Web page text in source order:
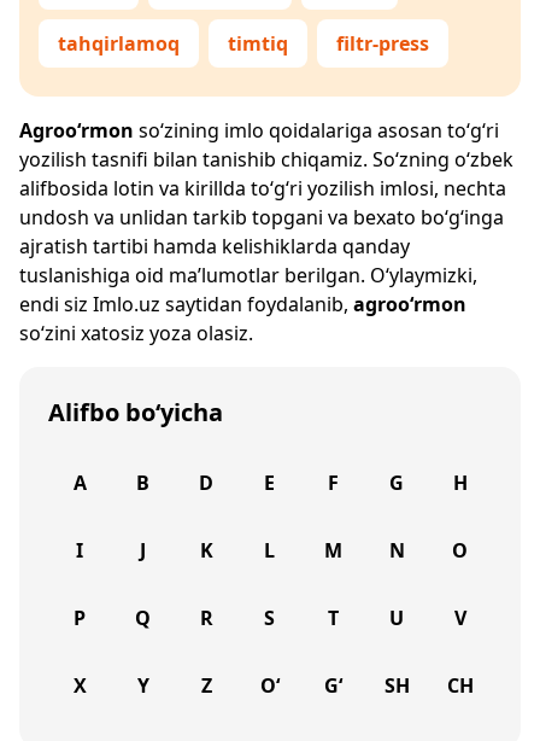
tahqirlamoq timtiq filtr-press
Agroo‘rmon so‘zining imlo qoidalariga asosan to‘g‘ri
yozilish tasnifi bilan tanishib chiqamiz. So‘zning o‘zbek
alifbosida lotin va kirillda to‘g‘ri yozilish imlosi, nechta
undosh va unlidan tarkib topgani va bexato bo‘g‘inga
ajratish tartibi hamda kelishiklarda qanday
tuslanishiga oid ma’lumotlar berilgan. O‘ylaymizki,
endi siz Imlo.uz saytidan foydalanib, agroo‘rmon
so‘zini xatosiz yoza olasiz.
Alifbo bo‘yicha
A B D E F G H
I J K L M N O
P Q R S T U V
X Y Z O‘ G‘ SH CH